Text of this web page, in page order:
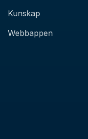
Kunskap
Webbappen